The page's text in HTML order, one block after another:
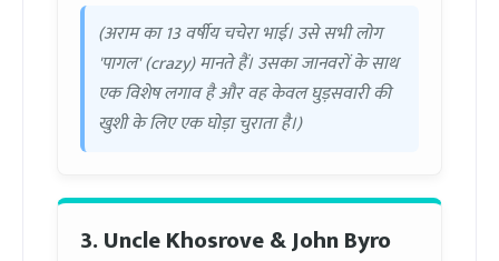
(अराम का 13 वर्षीय चचेरा भाई। उसे सभी लोग
'पागल' (crazy) मानते हैं। उसका जानवरों के साथ
एक विशेष लगाव है और वह केवल घुड़सवारी की
खुशी के लिए एक घोड़ा चुराता है।)
3. Uncle Khosrove & John Byro